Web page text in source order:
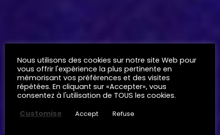
Nous utilisons des cookies sur notre site Web pour
vous offrir l'expérience la plus pertinente en
mémorisant vos préférences et des visites
répétées. En cliquant sur «Accepter», vous
consentez à l'utilisation de TOUS les cookies.
Customise
Accept Refuse